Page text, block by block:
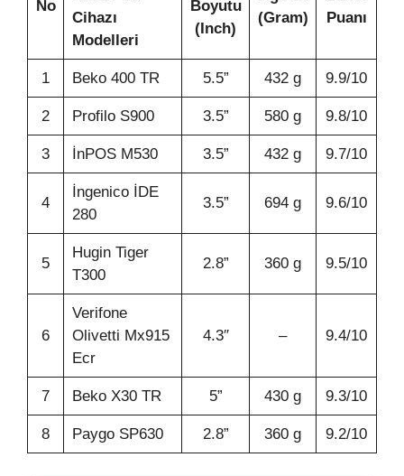
No
Cihazı
Modelleri
Boyutu
(Inch)
(Gram)
Puanı
1 Beko 400 TR 5.5” 432 g 9.9/10
2 Profilo S900 3.5” 580 g 9.8/10
3 İnPOS M530 3.5” 432 g 9.7/10
4
İngenico İDE
280
3.5” 694 g 9.6/10
5
Hugin Tiger
T300
2.8” 360 g 9.5/10
6
Verifone
Olivetti Mx915
Ecr
4.3″ – 9.4/10
7 Beko X30 TR 5” 430 g 9.3/10
8 Paygo SP630 2.8” 360 g 9.2/10